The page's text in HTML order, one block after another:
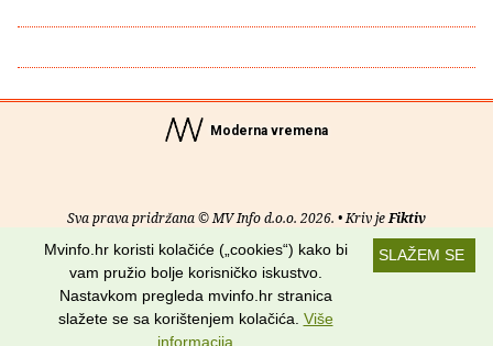
Moderna vremena
Sva prava pridržana © MV Info d.o.o. 2026. • Kriv jeFiktiv
Uvjeti korištenja RSS kanali
Potraži nas na:
SLAŽEM SE
Mvinfo.hr koristi kolačiće („cookies“) kako bi
vam pružio bolje korisničko iskustvo.
Nastavkom pregleda mvinfo.hr stranica
slažete se sa korištenjem kolačića. Više
informacija